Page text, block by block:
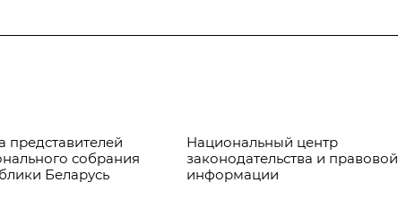
представителей
собрания
Беларусь
Национальный центр
законодательства и правовой
информации